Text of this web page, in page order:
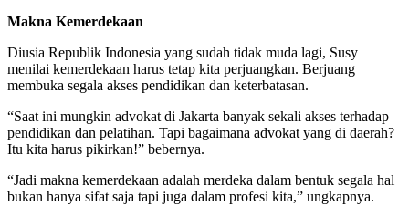
Makna Kemerdekaan
Diusia Republik Indonesia yang sudah tidak muda lagi, Susy
menilai kemerdekaan harus tetap kita perjuangkan. Berjuang
membuka segala akses pendidikan dan keterbatasan.
“Saat ini mungkin advokat di Jakarta banyak sekali akses terhadap
pendidikan dan pelatihan. Tapi bagaimana advokat yang di daerah?
Itu kita harus pikirkan!” bebernya.
“Jadi makna kemerdekaan adalah merdeka dalam bentuk segala hal
bukan hanya sifat saja tapi juga dalam profesi kita,” ungkapnya.